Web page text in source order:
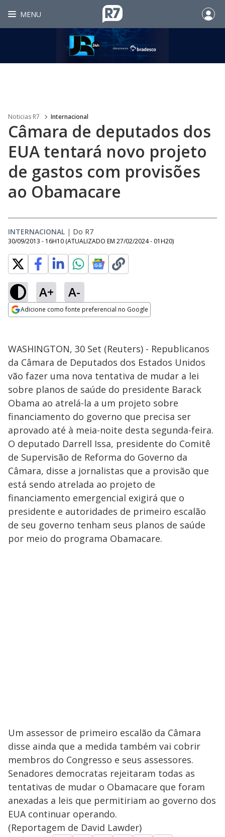
MENU
Noticias R7 Internacional
Câmara de deputados dos
EUA tentará novo projeto
de gastos com provisões
ao Obamacare
INTERNACIONAL | Do R7
30/09/2013 - 16H10 (ATUALIZADO EM 27/02/2024 - 01H20)
A+ A-
Adicione como fonte preferencial no Google
WASHINGTON, 30 Set (Reuters) - Republicanos
da Câmara de Deputados dos Estados Unidos
vão fazer uma nova tentativa de mudar a lei
sobre planos de saúde do presidente Barack
Obama ao atrelá-la a um projeto sobre
financiamento do governo que precisa ser
aprovado até à meia-noite desta segunda-feira.
O deputado Darrell Issa, presidente do Comitê
de Supervisão de Reforma do Governo da
Câmara, disse a jornalistas que a provisão que
está sendo atrelada ao projeto de
financiamento emergencial exigirá que o
presidente e autoridades de primeiro escalão
de seu governo tenham seus planos de saúde
por meio do programa Obamacare.
Um assessor de primeiro escalão da Câmara
disse ainda que a medida também vai cobrir
membros do Congresso e seus assessores.
Senadores democratas rejeitaram todas as
tentativas de mudar o Obamacare que foram
anexadas a leis que permitiriam ao governo dos
EUA continuar operando.
(Reportagem de David Lawder)